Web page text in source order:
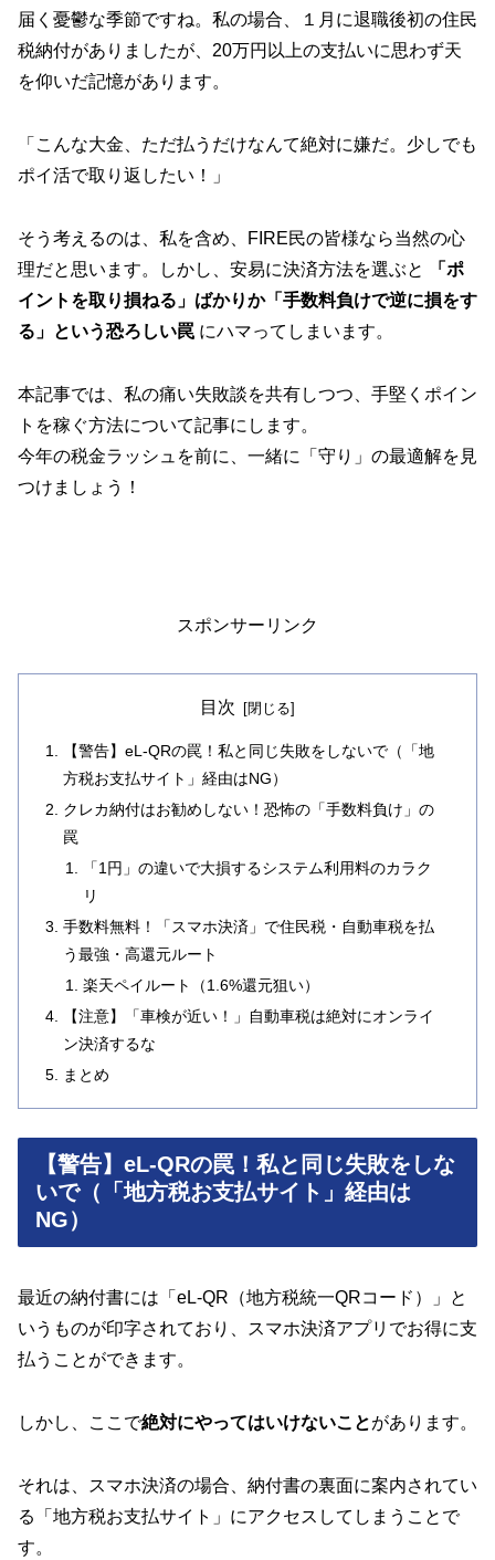
届く憂鬱な季節ですね。私の場合、１月に退職後初の住民
税納付がありましたが、20万円以上の支払いに思わず天
を仰いだ記憶があります。
「こんな大金、ただ払うだけなんて絶対に嫌だ。少しでも
ポイ活で取り返したい！」
そう考えるのは、私を含め、FIRE民の皆様なら当然の心
理だと思います。しかし、安易に決済方法を選ぶと
「ポ
イントを取り損ねる」ばかりか「手数料負けで逆に損をす
る」という恐ろしい罠 にハマってしまいます。
本記事では、私の痛い失敗談を共有しつつ、手堅くポイン
トを稼ぐ方法について記事にします。
今年の税金ラッシュを前に、一緒に「守り」の最適解を見
つけましょう！
スポンサーリンク
目次
【警告】eL-QRの罠！私と同じ失敗をしないで（「地
方税お支払サイト」経由はNG）
クレカ納付はお勧めしない！恐怖の「手数料負け」の
罠
「1円」の違いで大損するシステム利用料のカラク
リ
手数料無料！「スマホ決済」で住民税・自動車税を払
う最強・高還元ルート
楽天ペイルート（1.6%還元狙い）
【注意】「車検が近い！」自動車税は絶対にオンライ
ン決済するな
まとめ
【警告】eL-QRの罠！私と同じ失敗をしな
いで（「地方税お支払サイト」経由は
NG）
最近の納付書には「eL-QR（地方税統一QRコード）」と
いうものが印字されており、スマホ決済アプリでお得に支
払うことができます。
しかし、ここで絶対にやってはいけないことがあります。
それは、スマホ決済の場合、納付書の裏面に案内されてい
る「地方税お支払サイト」にアクセスしてしまうことで
す。